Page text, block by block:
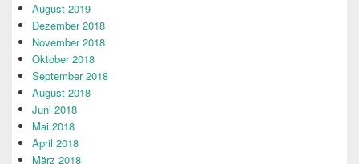
August 2019
Dezember 2018
November 2018
Oktober 2018
September 2018
August 2018
Juni 2018
Mai 2018
April 2018
März 2018